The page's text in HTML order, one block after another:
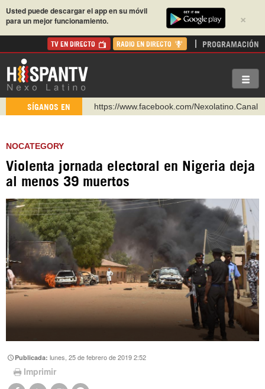
×
Usted puede descargar el app en su móvil
para un mejor funcionamiento.
TV EN DIRECTO RADIO EN DIRECTO PROGRAMACIÓN
SÍGANOS EN
https://www.facebook.com/Nexolatino.Canal
https://t.me/hispantvcanal
https://urmedium.com/c/hispantv
Instagram como: hispan_tv
NOCATEGORY
Violenta jornada electoral en Nigeria deja
al menos 39 muertos
Publicada:lunes, 25 de febrero de 2019 2:52
Imprimir